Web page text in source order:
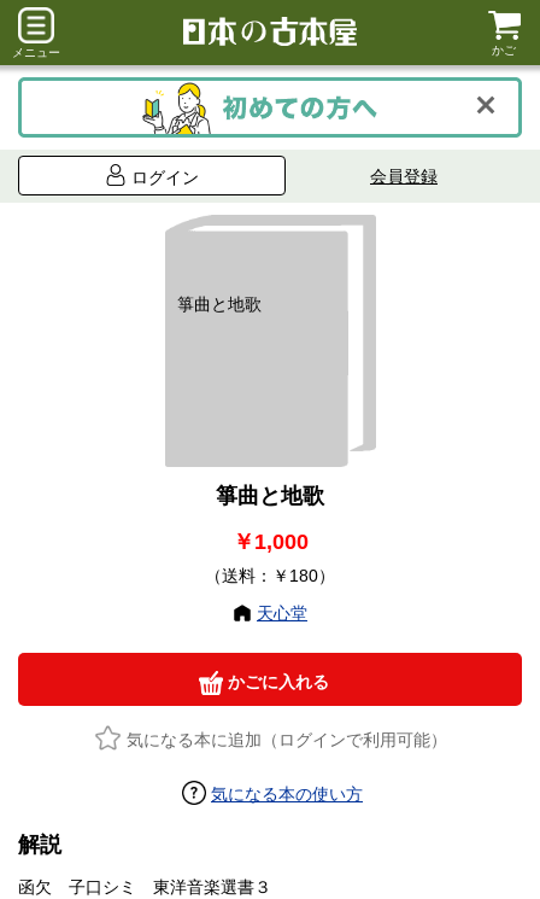
メニュー かご
ログイン 会員登録
箏曲と地歌
箏曲と地歌
￥1,000
（送料：￥180）
天心堂
かごに入れる
気になる本に追加（ログインで利用可能）
気になる本の使い方
解説
函欠 子口シミ 東洋音楽選書３